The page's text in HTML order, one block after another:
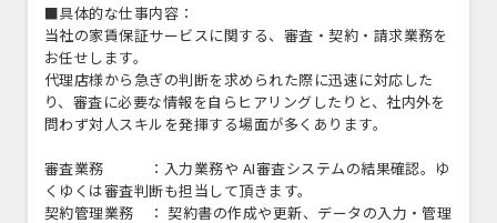
■具体的な仕事内容：
当社の家賃保証サービスに関する、審査・契約・請求業務を
お任せします。
代理店様から急ぎの判断を求められた際に迅速に対応した
り、審査に必要な情報を自らヒアリングしたりと、社内外を
問わず対人スキルを発揮する場面が多くあります。
審査業務 ：入力業務や AI審査システムの結果確認。ゆ
くゆくは審査判断も担当して頂きます。
契約管理業務 ： 契約書の作成や更新、データの入力・管理